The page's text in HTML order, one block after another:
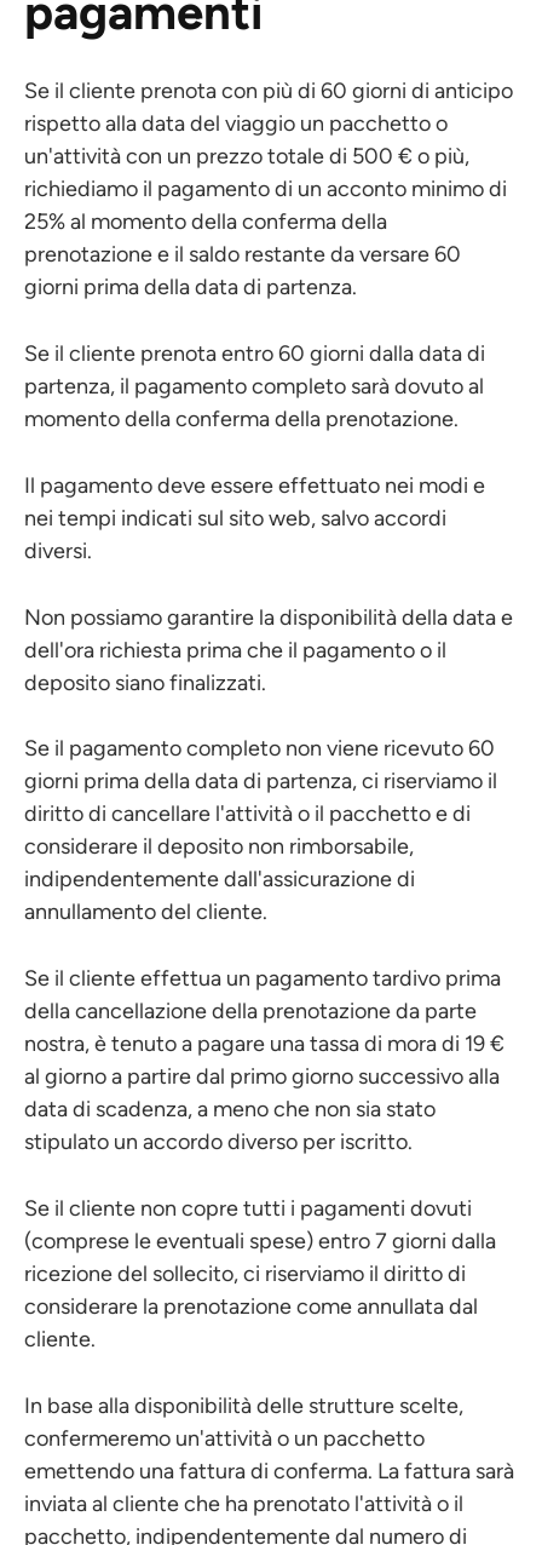
pagamenti
Se il cliente prenota con più di 60 giorni di anticipo
rispetto alla data del viaggio un pacchetto o
un'attività con un prezzo totale di 500 € o più,
richiediamo il pagamento di un acconto minimo di
25% al momento della conferma della
prenotazione e il saldo restante da versare 60
giorni prima della data di partenza.
Se il cliente prenota entro 60 giorni dalla data di
partenza, il pagamento completo sarà dovuto al
momento della conferma della prenotazione.
Il pagamento deve essere effettuato nei modi e
nei tempi indicati sul sito web, salvo accordi
diversi.
Non possiamo garantire la disponibilità della data e
dell'ora richiesta prima che il pagamento o il
deposito siano finalizzati.
Se il pagamento completo non viene ricevuto 60
giorni prima della data di partenza, ci riserviamo il
diritto di cancellare l'attività o il pacchetto e di
considerare il deposito non rimborsabile,
indipendentemente dall'assicurazione di
annullamento del cliente.
Se il cliente effettua un pagamento tardivo prima
della cancellazione della prenotazione da parte
nostra, è tenuto a pagare una tassa di mora di 19 €
al giorno a partire dal primo giorno successivo alla
data di scadenza, a meno che non sia stato
stipulato un accordo diverso per iscritto.
Se il cliente non copre tutti i pagamenti dovuti
(comprese le eventuali spese) entro 7 giorni dalla
ricezione del sollecito, ci riserviamo il diritto di
considerare la prenotazione come annullata dal
cliente.
In base alla disponibilità delle strutture scelte,
confermeremo un'attività o un pacchetto
emettendo una fattura di conferma. La fattura sarà
inviata al cliente che ha prenotato l'attività o il
pacchetto, indipendentemente dal numero di